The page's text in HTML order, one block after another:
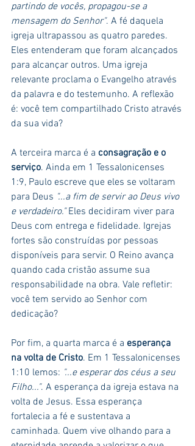
partindo de vocês, propagou-se a
mensagem do Senhor". A fé daquela
igreja ultrapassou as quatro paredes.
Eles entenderam que foram alcançados
para alcançar outros. Uma igreja
relevante proclama o Evangelho através
da palavra e do testemunho. A reflexão
é: você tem compartilhado Cristo através
da sua vida?
A terceira marca é a consagração e o
serviço. Ainda em 1 Tessalonicenses
1:9, Paulo escreve que eles se voltaram
para Deus "...a fim de servir ao Deus vivo
e verdadeiro." Eles decidiram viver para
Deus com entrega e fidelidade. Igrejas
fortes são construídas por pessoas
disponíveis para servir. O Reino avança
quando cada cristão assume sua
responsabilidade na obra. Vale refletir:
você tem servido ao Senhor com
dedicação?
Por fim, a quarta marca é a esperança
na volta de Cristo. Em 1 Tessalonicenses
1:10 lemos: "...e esperar dos céus a seu
Filho...". A esperança da igreja estava na
volta de Jesus. Essa esperança
fortalecia a fé e sustentava a
caminhada. Quem vive olhando para a